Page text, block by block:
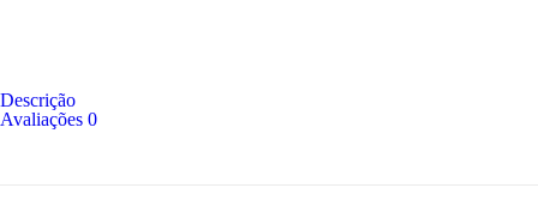
Descrição
Avaliações 0